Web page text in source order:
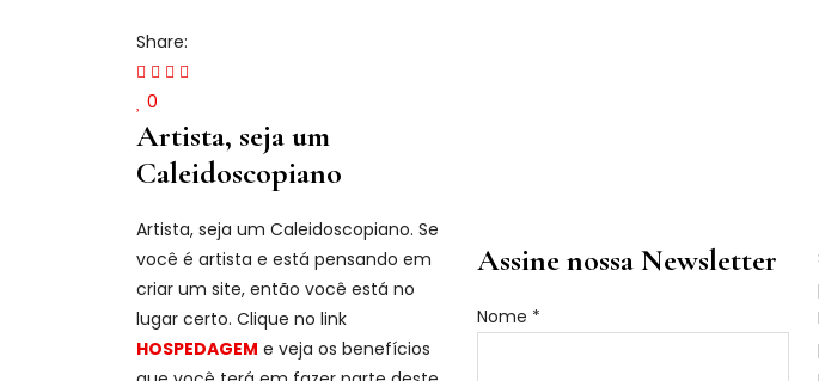
Share:
0
Artista, seja um
Caleidoscopiano
Artista, seja um Caleidoscopiano. Se
você é artista e está pensando em
criar um site, então você está no
lugar certo. Clique no link
HOSPEDAGEM e veja os benefícios
Assine nossa Newsletter
Nome
Nome *